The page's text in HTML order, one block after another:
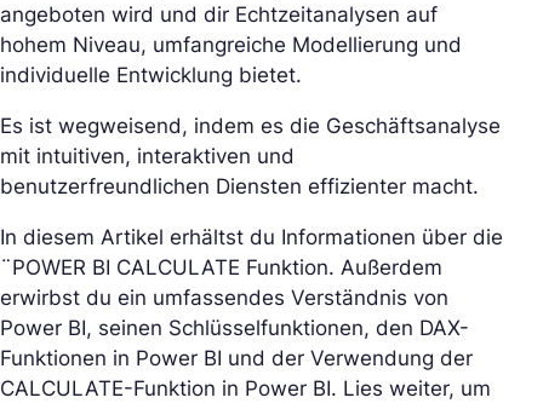
angeboten wird und dir Echtzeitanalysen auf
hohem Niveau, umfangreiche Modellierung und
individuelle Entwicklung bietet.
Es ist wegweisend, indem es die Geschäftsanalyse
mit intuitiven, interaktiven und
benutzerfreundlichen Diensten effizienter macht.
In diesem Artikel erhältst du Informationen über die
¨POWER BI CALCULATE Funktion. Außerdem
erwirbst du ein umfassendes Verständnis von
Power BI, seinen Schlüsselfunktionen, den DAX-
Funktionen in Power BI und der Verwendung der
CALCULATE-Funktion in Power BI. Lies weiter, um